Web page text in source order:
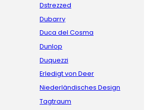
Dstrezzed
Dubarry
Duca del Cosma
Dunlop
Duquezzi
Erledigt von Deer
Niederländisches Design
Tagtraum